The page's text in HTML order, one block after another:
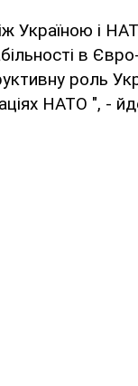
Україною і
в
роль
НАТО ", -